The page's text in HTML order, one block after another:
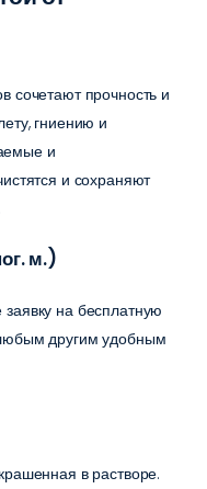
сочетают прочность и
гниению и
и
и сохраняют
м.)
на бесплатную
другим удобным
в растворе.